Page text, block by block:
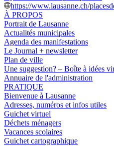
https://www.lausanne.ch/
À PROPOS
Portrait de Lausanne
Actualités municipales
Agenda des manifestations
Le Journal + newsletter
Plan de ville
Une suggestion? – Boîte à idées
Annuaire de l'administration
PRATIQUE
Bienvenue à Lausanne
Adresses, numéros et infos utiles
Guichet virtuel
Déchets ménagers
Vacances scolaires
Guichet cartographique